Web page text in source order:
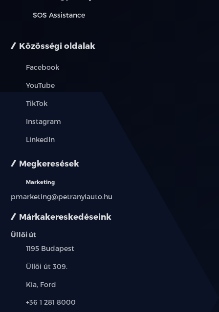
Márkakereskedéseink
Üllői út
Település:
1195 Budapest
Cím:
Üllői út 309.
Márkák:
Kia, Ford
Telefon:
+36 1 281 8000
SOS Assistance
Közösségi oldalak
Facebook
YouTube
TikTok
Instagram
LinkedIn
Megkeresések
Marketing
pmarketing@petranyiauto.hu